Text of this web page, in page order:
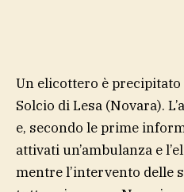
Un elicottero è precipitato
Solcio di Lesa (Novara).
e, secondo le prime
attivati un’ambulanza e
mentre l’intervento delle